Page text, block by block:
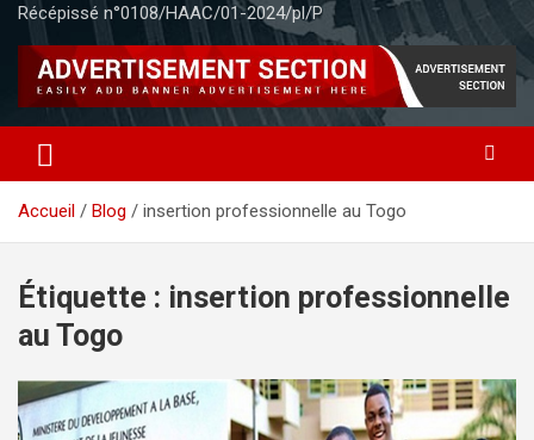
Récépissé n°0108/HAAC/01-2024/pl/P
Accueil Blog insertion professionnelle au Togo
Étiquette : insertion professionnelle
au Togo